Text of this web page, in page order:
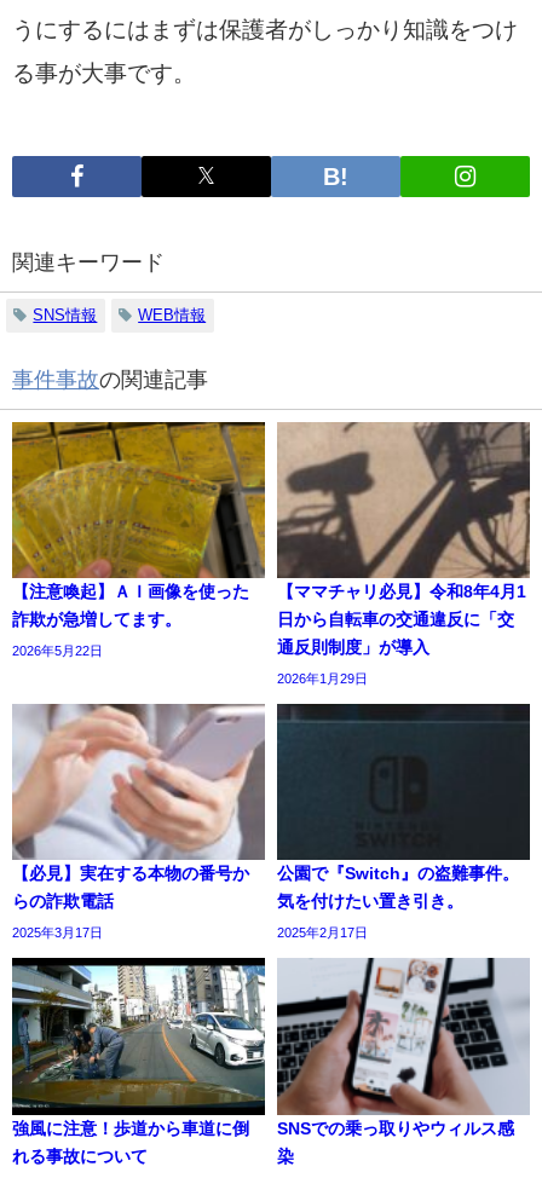
うにするにはまずは保護者がしっかり知識をつけ
る事が大事です。
関連キーワード
SNS情報 WEB情報
事件事故の関連記事
【注意喚起】ＡＩ画像を使った
詐欺が急増してます。
2026年5月22日
【ママチャリ必見】令和8年4月1
日から自転車の交通違反に「交
通反則制度」が導入
2026年1月29日
【必見】実在する本物の番号か
らの詐欺電話
2025年3月17日
公園で『Switch』の盗難事件。
気を付けたい置き引き。
2025年2月17日
強風に注意！歩道から車道に倒
れる事故について
SNSでの乗っ取りやウィルス感
染